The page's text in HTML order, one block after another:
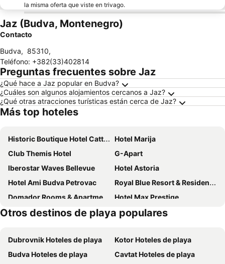
la misma oferta que viste en trivago.
Jaz (Budva, Montenegro)
Contacto
Budva, 85310,
Teléfono: +382(33)402814
Preguntas frecuentes sobre Jaz
¿Qué hace a Jaz popular en Budva?
¿Cuáles son algunos alojamientos cercanos a Jaz?
¿Qué otras atracciones turísticas están cerca de Jaz?
Más top hoteles
Historic Boutique Hotel Cattaro
Hotel Marija
Club Themis Hotel
G-Apart
Iberostar Waves Bellevue
Hotel Astoria
Hotel Ami Budva Petrovac
Royal Blue Resort & Residences
Domador Rooms & Apartments
Hotel Max Prestige
Boutique Hotel Hippocampus
Aurel Coast
Bugi
IPERA
Otros destinos de playa populares
Dubrovnik Hoteles de playa
Kotor Hoteles de playa
Budva Hoteles de playa
Cavtat Hoteles de playa